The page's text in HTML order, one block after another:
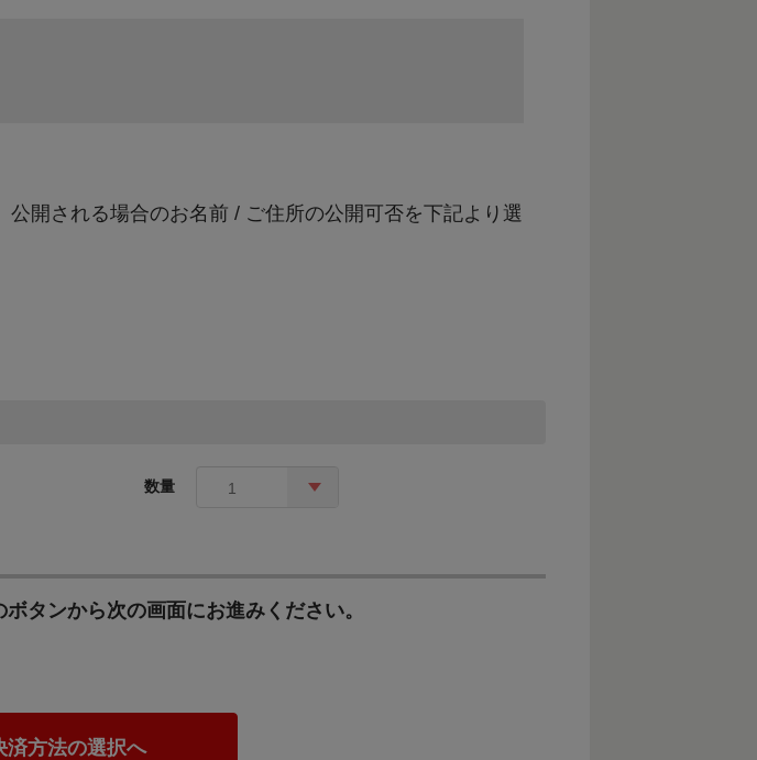
開される場合のお名前 / ご住所の公開可否を下記より選
数量 1
タンから次の画面にお進みください。
済方法の選択へ